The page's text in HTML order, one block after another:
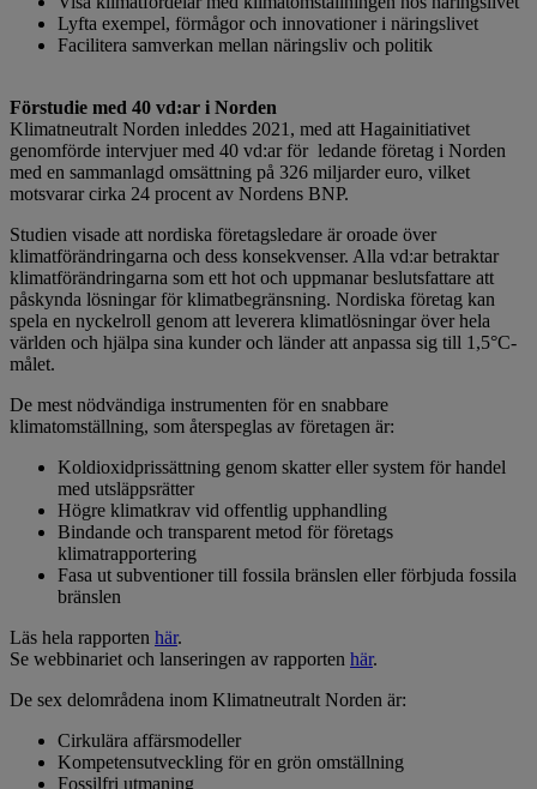
Lyfta exempel, förmågor och innovationer i näringslivet
Facilitera samverkan mellan näringsliv och politik
Förstudie med 40 vd:ar i Norden
Klimatneutralt Norden inleddes 2021, med att Hagainitiativet
genomförde intervjuer med 40 vd:ar för ledande företag i Norden
med en sammanlagd omsättning på 326 miljarder euro, vilket
motsvarar cirka 24 procent av Nordens BNP.
Studien visade att nordiska företagsledare är oroade över
klimatförändringarna och dess konsekvenser. Alla vd:ar betraktar
klimatförändringarna som ett hot och uppmanar beslutsfattare att
påskynda lösningar för klimatbegränsning. Nordiska företag kan
spela en nyckelroll genom att leverera klimatlösningar över hela
världen och hjälpa sina kunder och länder att anpassa sig till 1,5°C-
målet.
De mest nödvändiga instrumenten för en snabbare
klimatomställning, som återspeglas av företagen är:
Koldioxidprissättning genom skatter eller system för handel
med utsläppsrätter
Högre klimatkrav vid offentlig upphandling
Bindande och transparent metod för företags
klimatrapportering
Fasa ut subventioner till fossila bränslen eller förbjuda fossila
bränslen
Läs hela rapporten här.
Se webbinariet och lanseringen av rapporten här.
De sex delområdena inom Klimatneutralt Norden är:
Cirkulära affärsmodeller
Kompetensutveckling för en grön omställning
Fossilfri utmaning